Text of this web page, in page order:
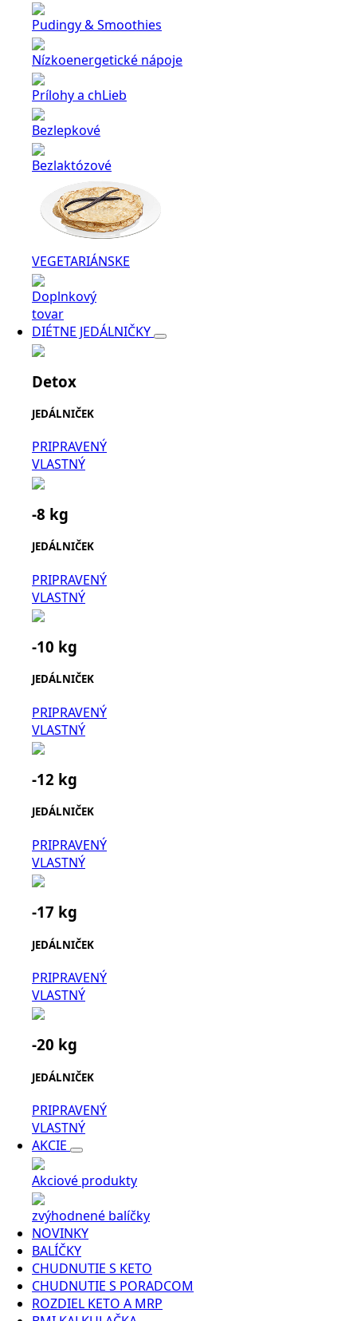
Pudingy & Smoothies
Nízkoenergetické nápoje
Prílohy a chLieb
Bezlepkové
Bezlaktózové
VEGETARIÁNSKE
Doplnkový
tovar
DIÉTNE JEDÁLNIČKY
Detox
JEDÁLNIČEK
PRIPRAVENÝ
VLASTNÝ
-8 kg
JEDÁLNIČEK
PRIPRAVENÝ
VLASTNÝ
-10 kg
JEDÁLNIČEK
PRIPRAVENÝ
VLASTNÝ
-12 kg
JEDÁLNIČEK
PRIPRAVENÝ
VLASTNÝ
-17 kg
JEDÁLNIČEK
PRIPRAVENÝ
VLASTNÝ
-20 kg
JEDÁLNIČEK
PRIPRAVENÝ
VLASTNÝ
AKCIE
Akciové produkty
zvýhodnené balíčky
NOVINKY
BALÍČKY
CHUDNUTIE S KETO
CHUDNUTIE S PORADCOM
ROZDIEL KETO A MRP